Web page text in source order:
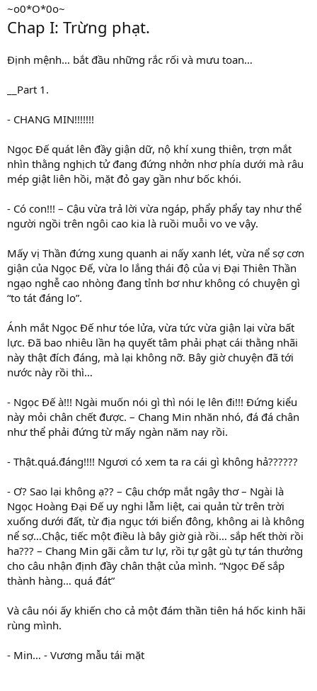
~o0*O*0o~
Chap I: Trừng phạt.
Định mệnh… bắt đầu những rắc rối và mưu toan…
__Part 1.
- CHANG MIN!!!!!!!
Ngọc Đế quát lên đầy giận dữ, nộ khí xung thiên, trợn mắt
nhìn thằng nghịch tử đang đứng nhởn nhơ phía dưới mà râu
mép giật liên hồi, mặt đỏ gay gần như bốc khói.
- Có con!!! – Cậu vừa trả lời vừa ngáp, phẩy phẩy tay như thể
người ngồi trên ngôi cao kia là ruồi muỗi vo ve vậy.
Mấy vị Thần đứng xung quanh ai nấy xanh lét, vừa nể sợ cơn
giận của Ngọc Đế, vừa lo lắng thái độ của vị Đại Thiên Thần
ngạo nghễ cao nhòng đang tỉnh bơ như không có chuyện gì
“to tát đáng lo”.
Ánh mắt Ngọc Đế như tóe lửa, vừa tức vừa giận lại vừa bất
lực. Đã bao nhiêu lần hạ quyết tâm phải phạt cái thằng nhãi
này thật đích đáng, mà lại không nỡ. Bây giờ chuyện đã tới
nước này rồi thì…
- Ngọc Đế à!!! Ngài muốn nói gì thì nói lẹ lên đi!!! Đứng kiểu
này mỏi chân chết được. – Chang Min nhăn nhó, đá đá chân
như thể phải đứng từ mấy ngàn năm nay rồi.
- Thật.quá.đáng!!!! Ngươi có xem ta ra cái gì không hả??????
- Ơ? Sao lại không ạ?? – Cậu chớp mắt ngây thơ – Ngài là
Ngọc Hoàng Đại Đế uy nghi lẫm liệt, cai quản từ trên trời
xuống dưới đất, từ địa ngục tới biển đông, không ai là không
nể sợ…Chậc, tiếc một điều là bây giờ già rồi… sắp hết thời rồi
ha??? – Chang Min gãi cằm tư lự, rồi tự gật gù tự tán thưởng
cho câu nhận định đầy chân thật của mình. “Ngọc Đế sắp
thành hàng… quá đát”
Và câu nói ấy khiến cho cả một đám thần tiên há hốc kinh hãi
rùng mình.
- Min… - Vương mẫu tái mặt